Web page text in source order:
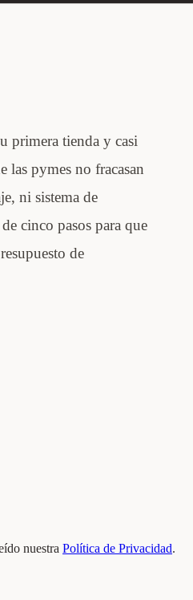
primera tienda y casi
las pymes no fracasan
ni sistema de
cinco pasos para que
de
nuestra Política de Privacidad.